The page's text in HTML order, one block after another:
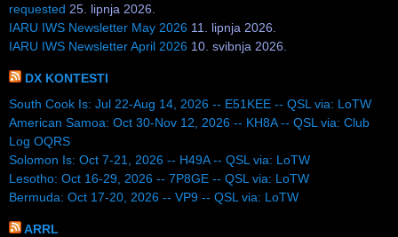
requested 25. lipnja 2026.
IARU IWS Newsletter May 2026 11. lipnja 2026.
IARU IWS Newsletter April 2026 10. svibnja 2026.
DX KONTESTI
South Cook Is: Jul 22-Aug 14, 2026 -- E51KEE -- QSL via: LoTW
American Samoa: Oct 30-Nov 12, 2026 -- KH8A -- QSL via: Club
Log OQRS
Solomon Is: Oct 7-21, 2026 -- H49A -- QSL via: LoTW
Lesotho: Oct 16-29, 2026 -- 7P8GE -- QSL via: LoTW
Bermuda: Oct 17-20, 2026 -- VP9 -- QSL via: LoTW
ARRL